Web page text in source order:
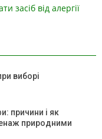
засіб від алергії
виборі
причини і як
природними